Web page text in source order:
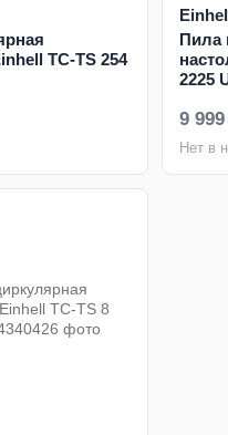
TC-TS 254
Пила
2225
9
Нет в